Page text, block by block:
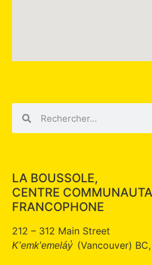
LA BOUSSOLE,
CENTRE
FRANCOPHONE
212 – 312 Main Street
K’emk’emeláy̓ (Vancouver)